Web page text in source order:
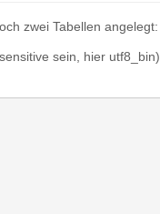
zwei Tabellen angelegt:
sein, hier utf8_bin)